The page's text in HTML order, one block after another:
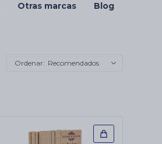
Otras marcas Blog
Recomendados